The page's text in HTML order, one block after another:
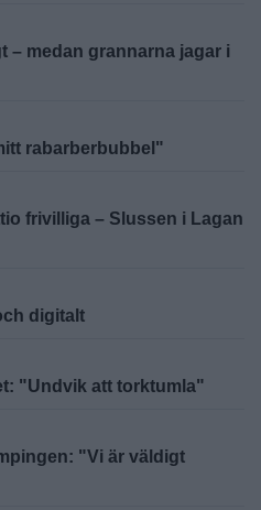
– medan grannarna jagar i
rabarberbubbel"
frivilliga – Slussen i Lagan
digitalt
"Undvik att torktumla"
"Vi är väldigt